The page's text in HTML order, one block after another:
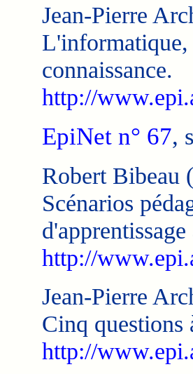
Jean-Pierre
L'informatique,
connaissance.
http://
EpiNet n° 67,
Robert Bibeau
Scénarios
http://
Jean-Pierre
Cinq questions
http://